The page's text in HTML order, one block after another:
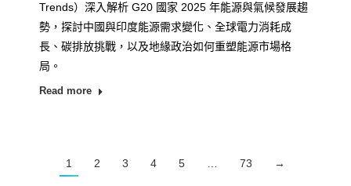
Trends）深入解析 G20 國家 2025 年能源與氣候發展趨
勢，探討中國與印度能源需求變化、全球電力消耗成
長、碳排放挑戰，以及地緣政治如何重塑能源市場格
局。
Read more
1 2 3 4 5 … 73 →